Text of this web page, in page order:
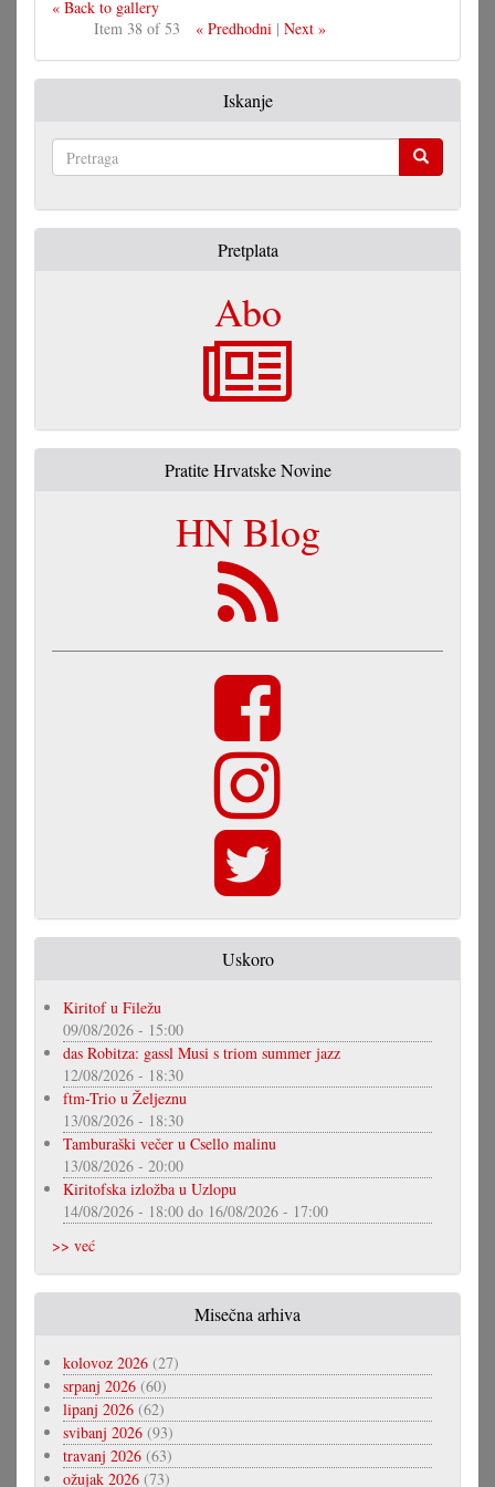
« Back to gallery
Item 38 of 53
« Predhodni| Next »
Iskanje
Pretplata
Abo
Pratite Hrvatske Novine
HN Blog
Uskoro
Kiritof u Filežu
09/08/2026 - 15:00
das Robitza: gassl Musi s triom summer jazz
12/08/2026 - 18:30
ftm-Trio u Željeznu
13/08/2026 - 18:30
Tamburaški večer u Csello malinu
13/08/2026 - 20:00
Kiritofska izložba u Uzlopu
14/08/2026 - 18:00 do 16/08/2026 - 17:00
>> već
Misečna arhiva
kolovoz 2026 (27)
srpanj 2026 (60)
lipanj 2026 (62)
svibanj 2026 (93)
travanj 2026 (63)
ožujak 2026 (73)